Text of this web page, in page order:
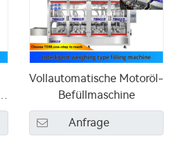
Vollautomatische Motoröl-
Befüllmaschine
Anfrage